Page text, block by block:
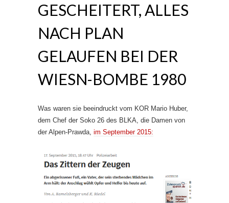
GESCHEITERT, ALLES
NACH PLAN
GELAUFEN BEI DER
WIESN-BOMBE 1980
Was waren sie beeindruckt vom KOR Mario Huber,
dem Chef der Soko 26 des BLKA, die Damen von
der Alpen-Prawda, im September 2015: